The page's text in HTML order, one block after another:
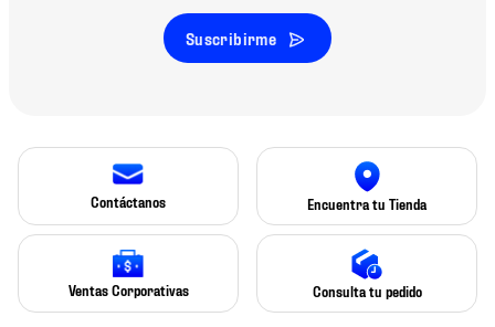
Suscribirme
Contáctanos Encuentra tu Tienda
Ventas Corporativas Consulta tu pedido